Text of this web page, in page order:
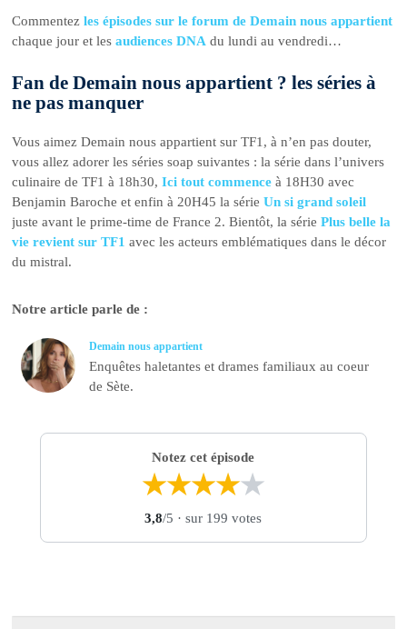
Commentezles épisodes sur le forum de Demain nous appartient
chaque jour et lesaudiences DNA du lundi au vendredi…
Fan de Demain nous appartient ? les séries à
ne pas manquer
Vous aimez Demain nous appartient sur TF1, à n’en pas douter,
vous allez adorer les séries soap suivantes : la série dans l’univers
culinaire de TF1 à 18h30,Ici tout commence à 18H30 avec
Benjamin Baroche et enfin à 20H45 la sérieUn si grand soleil
juste avant le prime-time de France 2. Bientôt, la sériePlus belle la
vie revient sur TF1 avec les acteurs emblématiques dans le décor
du mistral.
Notre article parle de :
Demain nous appartient
Enquêtes haletantes et drames familiaux au coeur
de Sète.
Notez cet épisode
★★★★★
3,8/5 · sur 199 votes